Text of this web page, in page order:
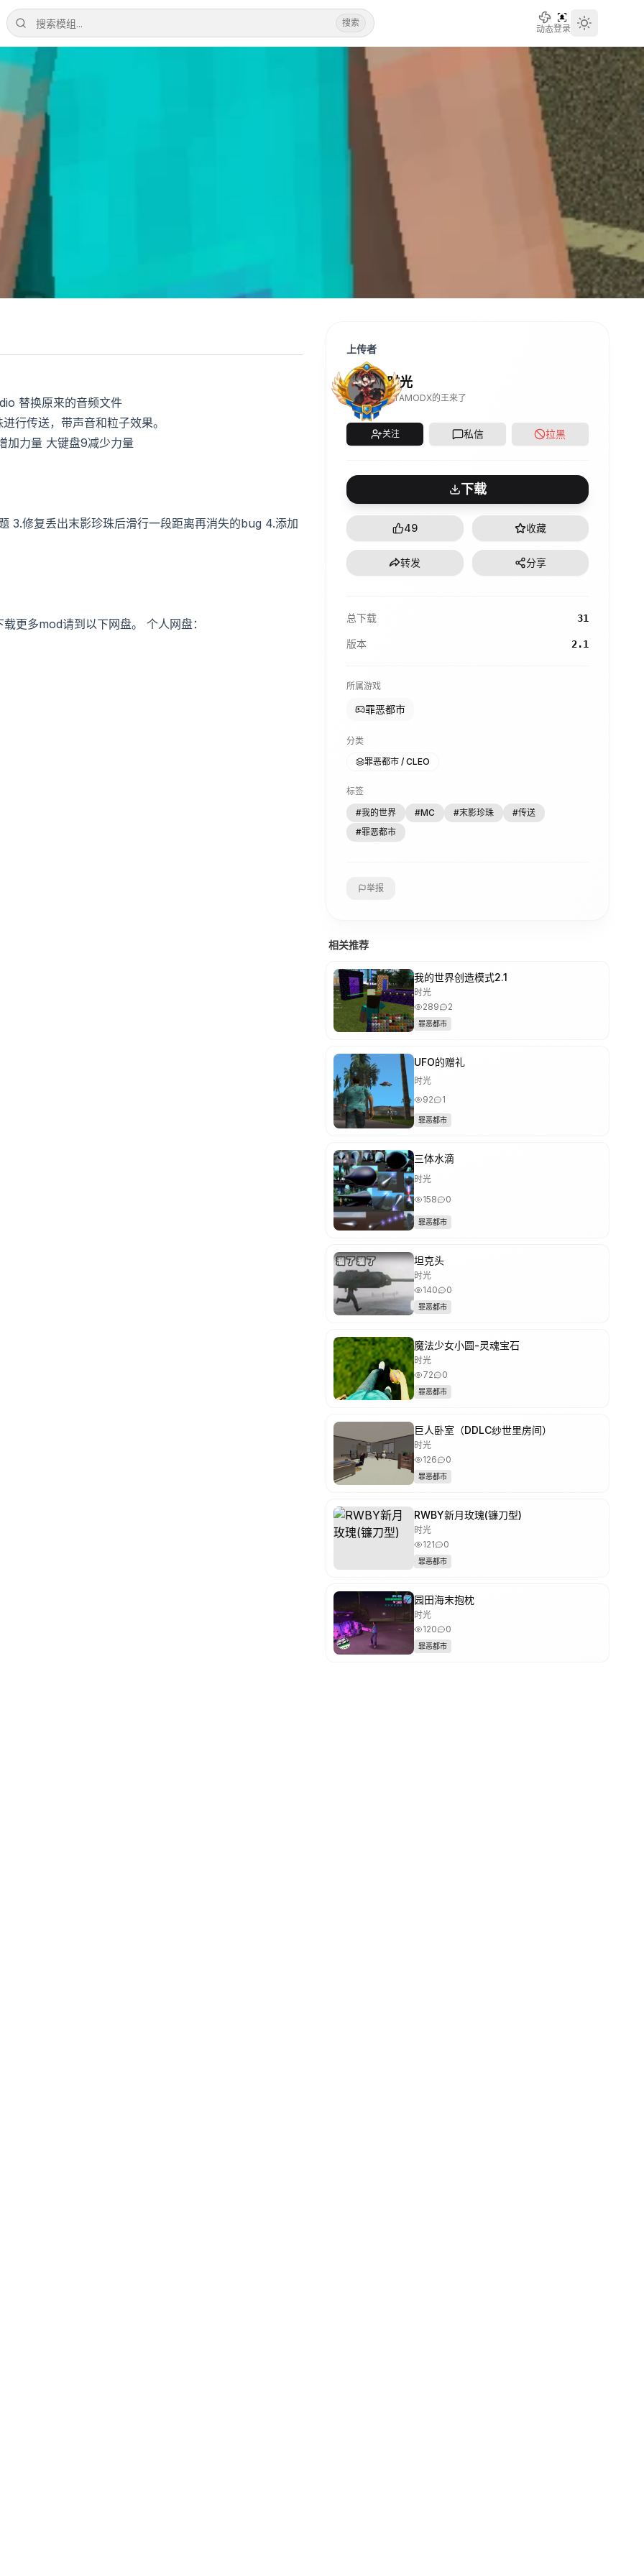
搜索
动态登录
替换原来的音频文件
行传送，带声音和粒子效果。
加力量 大键盘9减少力量
3.修复丢出末影珍珠后滑行一段距离再消失的bug 4.添加
更多mod请到以下网盘。 个人网盘：
上传者
时光
GTAMODX的王来了
关注 私信 拉黑
下载
49 收藏
转发 分享
总下载 31
版本 2.1
所属游戏
罪恶都市
分类
罪恶都市 / CLEO
标签
#我的世界 #MC #末影珍珠 #传送
#罪恶都市
举报
相关推荐
我的世界创造模式2.1
时光
289
2
罪恶都市
UFO的赠礼
时光
92
1
罪恶都市
三体水滴
时光
158
0
罪恶都市
坦克头
时光
140
0
罪恶都市
魔法少女小圆-灵魂宝石
时光
72
0
罪恶都市
巨人卧室（DDLC纱世里房间）
时光
126
0
罪恶都市
RWBY新月玫瑰(镰刀型)
时光
121
0
罪恶都市
园田海末抱枕
时光
120
0
罪恶都市